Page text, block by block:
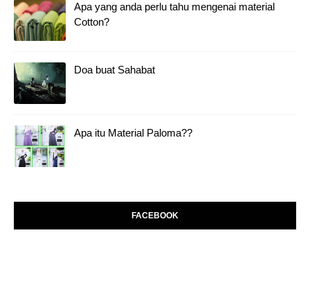
Apa yang anda perlu tahu mengenai material
Cotton?
Doa buat Sahabat
Apa itu Material Paloma??
FACEBOOK